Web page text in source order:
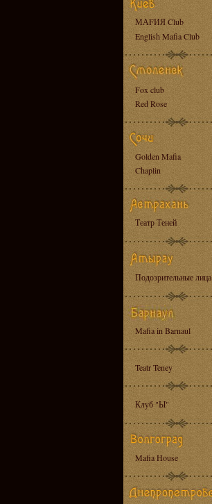
МАFИЯ Club
English Mafia Club
Fox club
Red Rose
Golden Mafia
Chaplin
Театр Теней
Подозрительные лица
Mafia in Barnaul
Teatr Teney
Клуб "Ы"
Mafia House